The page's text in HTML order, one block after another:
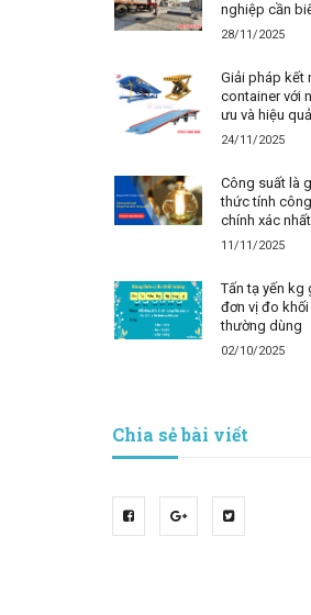
nghiệp cần
28/11/2025
Giải pháp kết
container với
ưu và hiệu quả
24/11/2025
Công suất là
thức tính
chính xác nhất
11/11/2025
Tấn tạ yến kg
đơn vị đo
thường dùng
02/10/2025
Chia sẻ bài viết